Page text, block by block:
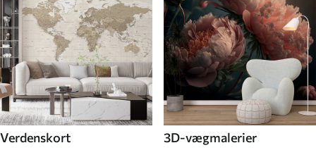
Verdenskort 3D-vægmalerier